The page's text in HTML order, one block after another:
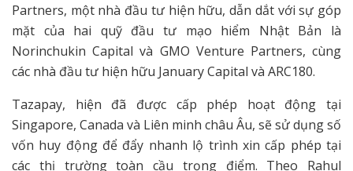
Partners, một nhà đầu tư hiện hữu, dẫn dắt với sự góp
mặt của hai quỹ đầu tư mạo hiểm Nhật Bản là
Norinchukin Capital và GMO Venture Partners, cùng
các nhà đầu tư hiện hữu January Capital và ARC180.
Tazapay, hiện đã được cấp phép hoạt động tại
Singapore, Canada và Liên minh châu Âu, sẽ sử dụng số
vốn huy động để đẩy nhanh lộ trình xin cấp phép tại
các thị trường toàn cầu trọng điểm. Theo Rahul